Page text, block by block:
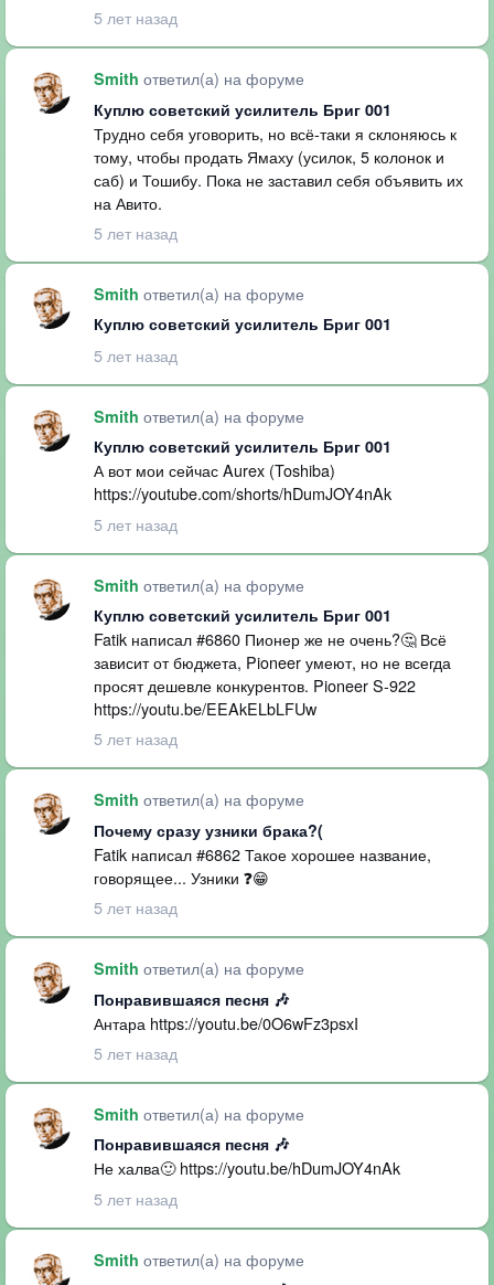
5 лет назад
Smith ответил(а) на форуме
Куплю советский усилитель Бриг 001
Трудно себя уговорить, но всё-таки я склоняюсь к
тому, чтобы продать Ямаху (усилок, 5 колонок и
саб) и Тошибу. Пока не заставил себя объявить их
на Авито.
5 лет назад
Smith ответил(а) на форуме
Куплю советский усилитель Бриг 001
5 лет назад
Smith ответил(а) на форуме
Куплю советский усилитель Бриг 001
А вот мои сейчас Aurex (Toshiba)
https://youtube.com/shorts/hDumJOY4nAk
5 лет назад
Smith ответил(а) на форуме
Куплю советский усилитель Бриг 001
Fatik написал #6860 Пионер же не очень?🤔 Всё
зависит от бюджета, Pioneer умеют, но не всегда
просят дешевле конкурентов. Pioneer S-922
https://youtu.be/EEAkELbLFUw
5 лет назад
Smith ответил(а) на форуме
Почему сразу узники брака?(
Fatik написал #6862 Такое хорошее название,
говорящее... Узники ❓😁
5 лет назад
Smith ответил(а) на форуме
Понравившаяся песня 🎶
Антара https://youtu.be/0O6wFz3psxI
5 лет назад
Smith ответил(а) на форуме
Понравившаяся песня 🎶
Не халва🙂 https://youtu.be/hDumJOY4nAk
5 лет назад
Smith ответил(а) на форуме